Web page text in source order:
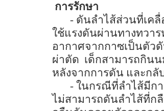
การรักษา
- ดันลำไส้ส่วนที่เค
ใช้แรงดันผ่านทางทวา
อากาศจากกาซเป็นตัว
ผ่าตัด เด็กสามารถกิน
หลังจากการดัน และกลั
- ในกรณีที่ลำไส้มีกา
ไม่สามารถดันลำไส้ที่ก